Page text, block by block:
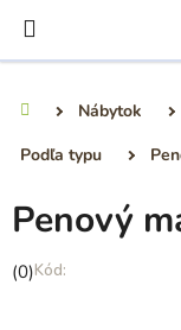
obsah
Nábytok
Podľa typu
Penový
Priemerné
(0)